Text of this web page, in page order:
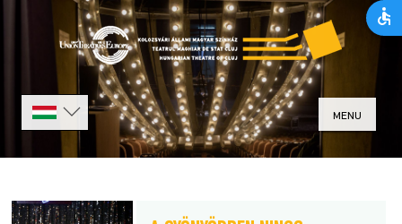
MENU